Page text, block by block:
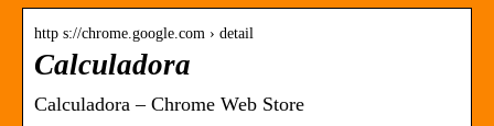
http s://chrome.google.com › detail
Calculadora
Calculadora – Chrome Web Store